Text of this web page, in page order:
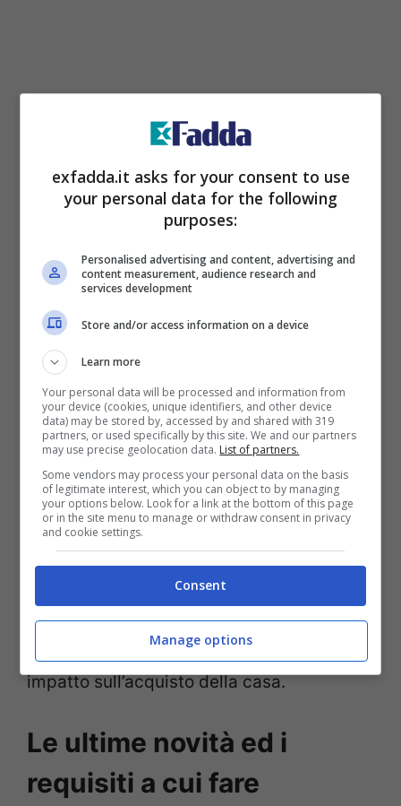
Addio esenzioni fiscali – exfadda.it
E se questa rappresenta una buona notizia,
le sorprese non sono finite di certo qui, e
non stiamo parlando di sorprese positive.
Le agevolazioni fiscali, che sono attive
fino alla fine del 2023, saranno del tutto
bonus prima casa 2024 per gli under 36
non prevederà più delle esenzioni fiscali.
Sicuramente, questo avrà un grosso
impatto sull’acquisto della casa.
Le ultime novità ed i
requisiti a cui fare
exfadda.it asks for your consent to use
your personal data for the following
purposes:
Personalised advertising and content, advertising and
content measurement, audience research and
services development
Store and/or access information on a device
Learn more
Your personal data will be processed and information from
your device (cookies, unique identifiers, and other device
data) may be stored by, accessed by and shared with 319
partners, or used specifically by this site. We and our partners
may use precise geolocation data. List of partners.
Some vendors may process your personal data on the basis
of legitimate interest, which you can object to by managing
your options below. Look for a link at the bottom of this page
or in the site menu to manage or withdraw consent in privacy
and cookie settings.
Consent
Manage options